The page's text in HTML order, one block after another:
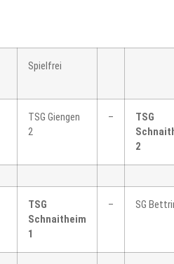
Spielfrei
TSG Giengen
2
–
TSG
2
TSG
Schnaitheim
1
– SG